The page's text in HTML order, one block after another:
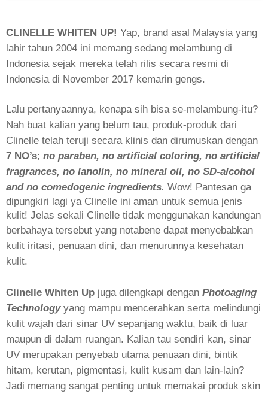
CLINELLE WHITEN UP! Yap, brand asal Malaysia yang
lahir tahun 2004 ini memang sedang melambung di
Indonesia sejak mereka telah rilis secara resmi di
Indonesia di November 2017 kemarin gengs.
Lalu pertanyaannya, kenapa sih bisa se-melambung-itu?
Nah buat kalian yang belum tau, produk-produk dari
Clinelle telah teruji secara klinis dan dirumuskan dengan
7 NO’s; no paraben, no artificial coloring, no artificial
fragrances, no lanolin, no mineral oil, no SD-alcohol
and no comedogenic ingredients. Wow! Pantesan ga
dipungkiri lagi ya Clinelle ini aman untuk semua jenis
kulit! Jelas sekali Clinelle tidak menggunakan kandungan
berbahaya tersebut yang notabene dapat menyebabkan
kulit iritasi, penuaan dini, dan menurunnya kesehatan
kulit.
Clinelle Whiten Up juga dilengkapi dengan Photoaging
Technologyyang mampu mencerahkan serta melindungi
kulit wajah dari sinar UV sepanjang waktu, baik di luar
maupun di dalam ruangan. Kalian tau sendiri kan, sinar
UV merupakan penyebab utama penuaan dini, bintik
hitam, kerutan, pigmentasi, kulit kusam dan lain-lain?
Jadi memang sangat penting untuk memakai produk skin